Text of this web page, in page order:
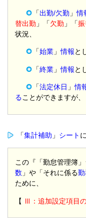
「出勤/欠勤 」情
替出勤 」「欠勤 」「
状況、
「始業 」情報と
「終業 」情報と
「法定休日 」情
ることができますが、
「集計補助 」 シート
この『「勤怠管理簿
数 」や「それに係る
ために、
【 Ⅲ：追加設定項目